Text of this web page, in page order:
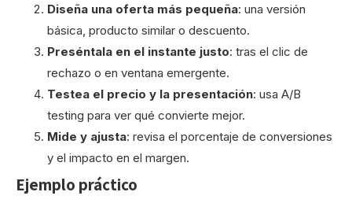
Diseña una oferta más pequeña: una versión
básica, producto similar o descuento.
Preséntala en el instante justo: tras el clic de
rechazo o en ventana emergente.
Testea el precio y la presentación: usa A/B
testing para ver qué convierte mejor.
Mide y ajusta: revisa el porcentaje de conversiones
y el impacto en el margen.
Ejemplo práctico